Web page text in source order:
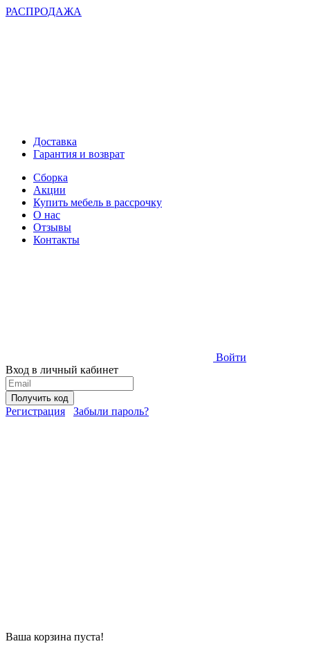
РАСПРОДАЖА
Доставка
Гарантия и возврат
Сборка
Акции
Купить мебель в рассрочку
О нас
Отзывы
Контакты
Войти
Вход в личный кабинет
Получить код
Регистрация Забыли пароль?
Ваша корзина пуста!